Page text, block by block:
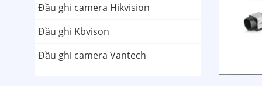
Đầu ghi camera Hikvision
Đầu ghi Kbvison
Đầu ghi camera Vantech